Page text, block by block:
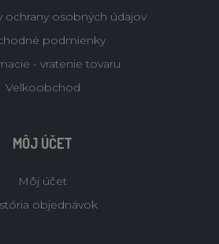
ochrany osobných údajov
podmienky
- vratenie tovaru
Velkoobchod
MÔJ ÚČET
Môj účet
objednávok